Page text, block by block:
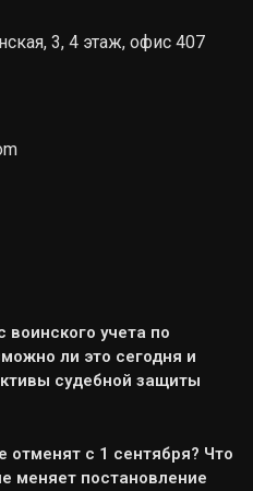
3, 4 этаж, офис 407
воинского учета по
ли это сегодня и
судебной защиты
отменят с 1 сентября? Что
меняет постановление